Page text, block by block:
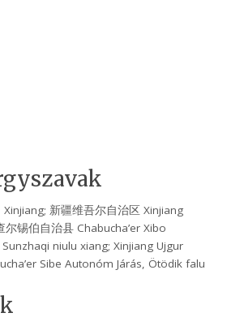
新疆维吾尔自治区 Xinjiang
尔锡伯自治县 Chabucha’er Xibo
niulu xiang; Xinjiang Ujgur
Sibe Autonóm Járás, Ötödik falu